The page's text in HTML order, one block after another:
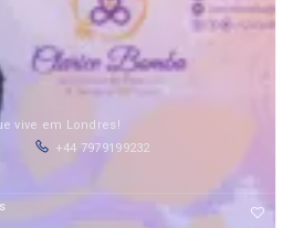
vive em Londres!
+44 7979199232